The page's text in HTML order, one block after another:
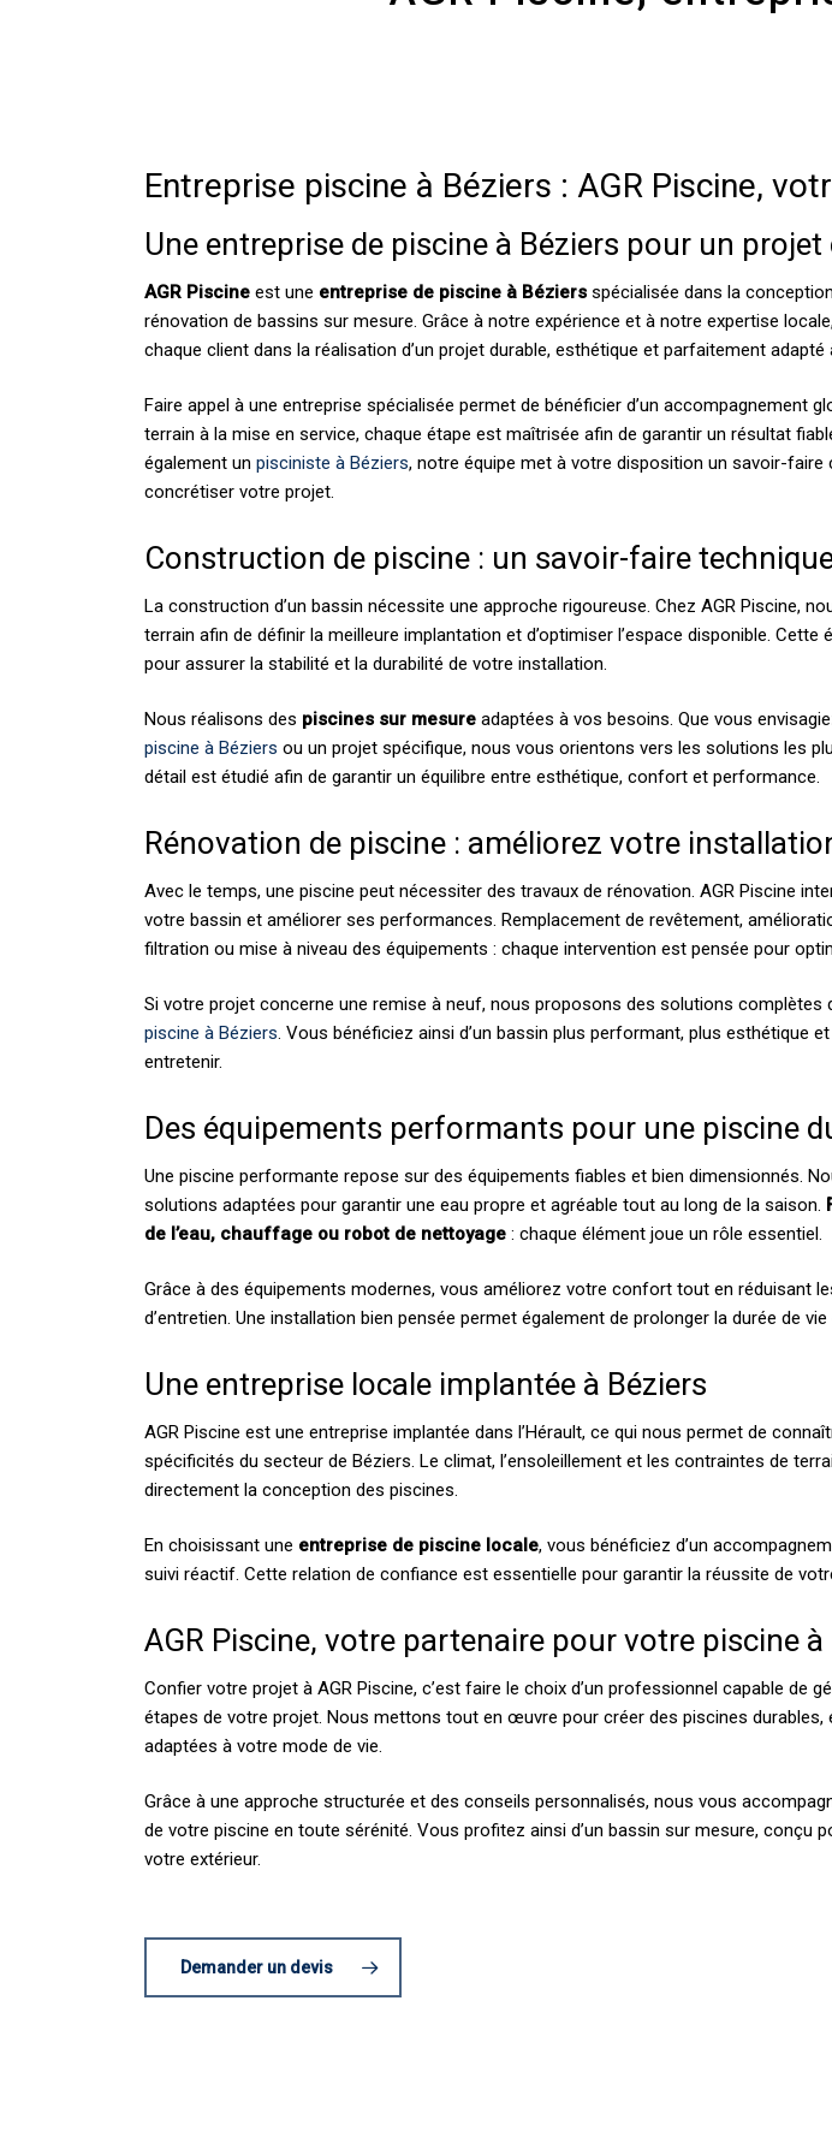
Entreprise piscine à Béziers : AGR Piscine,
Une entreprise de piscine à Béziers pour un
AGR Piscine est une entreprise de piscine à Béziers spécialisée dans la
rénovation de bassins sur mesure. Grâce à notre expérience et à notre expertise
chaque client dans la réalisation d’un projet durable, esthétique et parfaitement
Faire appel à une entreprise spécialisée permet de bénéficier d’un accompagnement
terrain à la mise en service, chaque étape est maîtrisée afin de garantir un résultat
également unpisciniste à Béziers, notre équipe met à votre disposition un savoir-faire
concrétiser votre projet.
Construction de piscine : un savoir-faire
La construction d’un bassin nécessite une approche rigoureuse. Chez AGR Piscine,
terrain afin de définir la meilleure implantation et d’optimiser l’espace disponible. Cette
pour assurer la stabilité et la durabilité de votre installation.
Nous réalisons des piscines sur mesure adaptées à vos besoins. Que vous
piscine à Béziers ou un projet spécifique, nous vous orientons vers les solutions les
détail est étudié afin de garantir un équilibre entre esthétique, confort et performance.
Rénovation de piscine : améliorez votre
Avec le temps, une piscine peut nécessiter des travaux de rénovation. AGR Piscine
votre bassin et améliorer ses performances. Remplacement de revêtement,
filtration ou mise à niveau des équipements : chaque intervention est pensée pour
Si votre projet concerne une remise à neuf, nous proposons des solutions complètes
piscine à Béziers. Vous bénéficiez ainsi d’un bassin plus performant, plus esthétique
entretenir.
Des équipements performants pour une piscine
Une piscine performante repose sur des équipements fiables et bien dimensionnés.
solutions adaptées pour garantir une eau propre et agréable tout au long de la saison.
de l’eau, chauffage ou robot de nettoyage : chaque élément joue un rôle essentiel.
Grâce à des équipements modernes, vous améliorez votre confort tout en réduisant
d’entretien. Une installation bien pensée permet également de prolonger la durée de
Une entreprise locale implantée à Béziers
AGR Piscine est une entreprise implantée dans l’Hérault, ce qui nous permet de
spécificités du secteur de Béziers. Le climat, l’ensoleillement et les contraintes de
directement la conception des piscines.
En choisissant une entreprise de piscine locale, vous bénéficiez d’un
suivi réactif. Cette relation de confiance est essentielle pour garantir la réussite de
AGR Piscine, votre partenaire pour votre piscine à
Confier votre projet à AGR Piscine, c’est faire le choix d’un professionnel capable de
étapes de votre projet. Nous mettons tout en œuvre pour créer des piscines durables,
adaptées à votre mode de vie.
Grâce à une approche structurée et des conseils personnalisés, nous vous
de votre piscine en toute sérénité. Vous profitez ainsi d’un bassin sur mesure, conçu
votre extérieur.
Demander un devis